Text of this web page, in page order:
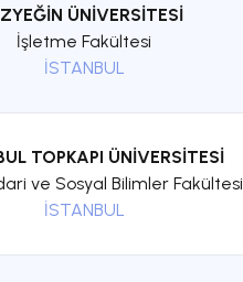
ÜNİVERSİTESİ
İşletme Fakültesi
İSTANBUL
TOPKAPI ÜNİVERSİTESİ
ve Sosyal Bilimler Fakültesi
İSTANBUL